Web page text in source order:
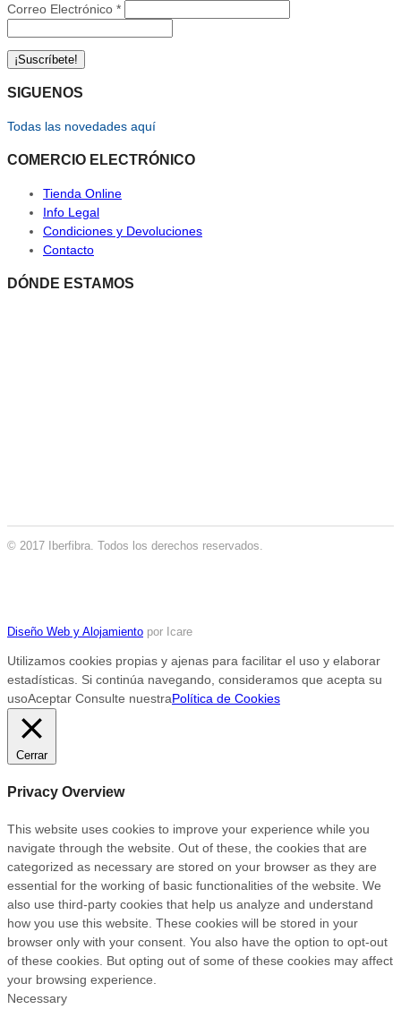
Correo Electrónico *
SIGUENOS
Todas las novedades aquí
COMERCIO ELECTRÓNICO
Tienda Online
Info Legal
Condiciones y Devoluciones
Contacto
DÓNDE ESTAMOS
© 2017 Iberfibra. Todos los derechos reservados.
Diseño Web y Alojamiento por Icare
Utilizamos cookies propias y ajenas para facilitar el uso y elaborar
estadísticas. Si continúa navegando, consideramos que acepta su
usoAceptar Consulte nuestraPolítica de Cookies
Cerrar
Privacy Overview
This website uses cookies to improve your experience while you
navigate through the website. Out of these, the cookies that are
categorized as necessary are stored on your browser as they are
essential for the working of basic functionalities of the website. We
also use third-party cookies that help us analyze and understand
how you use this website. These cookies will be stored in your
browser only with your consent. You also have the option to opt-out
of these cookies. But opting out of some of these cookies may affect
your browsing experience.
Necessary